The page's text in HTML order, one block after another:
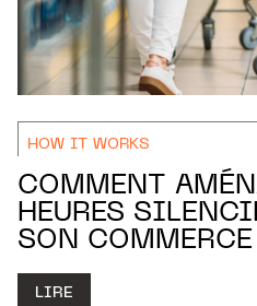
HOW IT WORKS
COMMENT
HEURES
SON COMMERCE
LIRE